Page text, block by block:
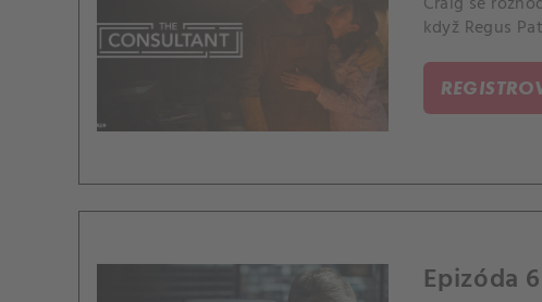
když Regus
Epizóda